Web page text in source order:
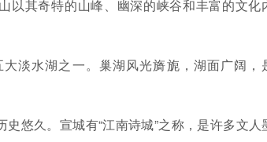
以其奇特的山峰、幽深的峡谷和丰富的文化
大淡水湖之一。巢湖风光旖旎，湖面广阔，
史悠久。宣城有“江南诗城”之称，是许多文人